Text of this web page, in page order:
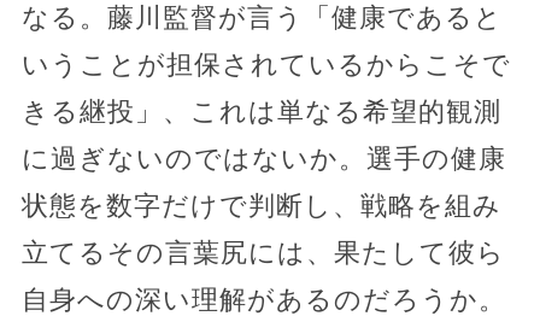
なる。藤川監督が言う「健康であると
いうことが担保されているからこそで
きる継投」、これは単なる希望的観測
に過ぎないのではないか。選手の健康
状態を数字だけで判断し、戦略を組み
立てるその言葉尻には、果たして彼ら
自身への深い理解があるのだろうか。